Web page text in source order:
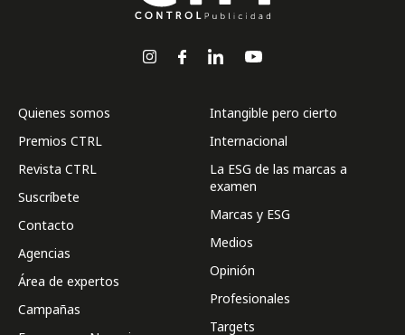
Quienes somos
Premios CTRL
Revista CTRL
Suscríbete
Contacto
Agencias
Área de expertos
Campañas
Intangible pero cierto
Internacional
La ESG de las marcas a
examen
Marcas y ESG
Medios
Opinión
Profesionales
Targets